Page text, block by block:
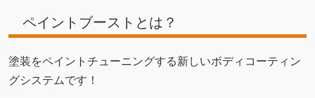
ペイントブーストとは？
塗装をペイントチューニングする新しいボディコーティン
グシステムです！